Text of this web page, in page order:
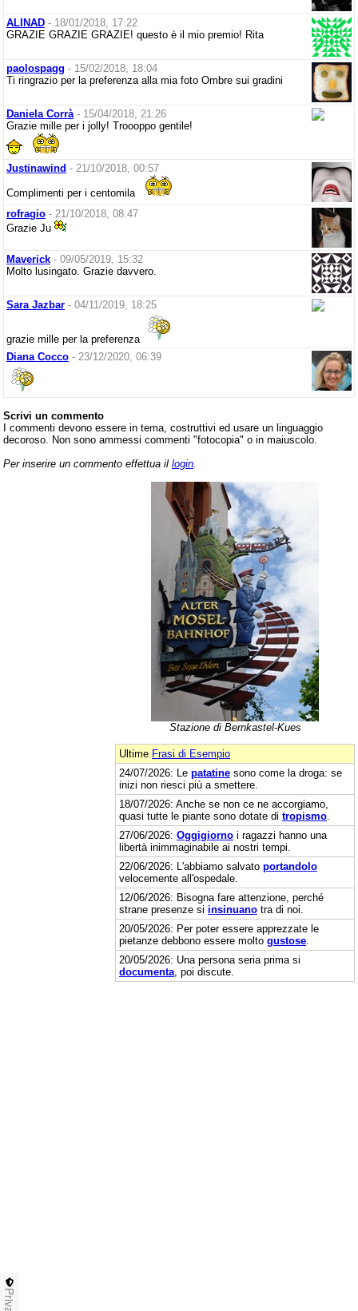
ALINAD - 18/01/2018, 17:22
GRAZIE GRAZIE GRAZIE! questo è il mio premio! Rita
paolospagg - 15/02/2018, 18:04
Ti ringrazio per la preferenza alla mia foto Ombre sui gradini
Daniela Corrà - 15/04/2018, 21:26
Grazie mille per i jolly! Troooppo gentile!
Justinawind - 21/10/2018, 00:57
Complimenti per i centomila
rofragio - 21/10/2018, 08:47
Grazie Ju
Maverick - 09/05/2019, 15:32
Molto lusingato. Grazie davvero.
Sara Jazbar - 04/11/2019, 18:25
grazie mille per la preferenza
Diana Cocco - 23/12/2020, 06:39
Scrivi un commento
I commenti devono essere in tema, costruttivi ed usare un linguaggio
decoroso. Non sono ammessi commenti "fotocopia" o in maiuscolo.
Per inserire un commento effettua il login
Stazione di Bernkastel-Kues
Ultime Frasi di Esempio
24/07/2026: Le patatine sono come la droga: se
inizi non riesci più a smettere.
18/07/2026: Anche se non ce ne accorgiamo,
quasi tutte le piante sono dotate di tropismo
27/06/2026: Oggigiorno i ragazzi hanno una
libertà inimmaginabile ai nostri tempi.
22/06/2026: L'abbiamo salvato portandolo
velocemente all'ospedale.
12/06/2026: Bisogna fare attenzione, perché
strane presenze si insinuano tra di noi.
20/05/2026: Per poter essere apprezzate le
pietanze debbono essere molto gustose
20/05/2026: Una persona seria prima si
documenta , poi discute.